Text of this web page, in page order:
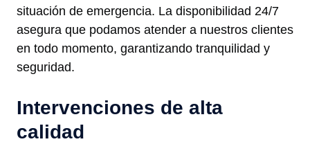
situación de emergencia. La disponibilidad 24/7
asegura que podamos atender a nuestros clientes
en todo momento, garantizando tranquilidad y
seguridad.
Intervenciones de alta
calidad